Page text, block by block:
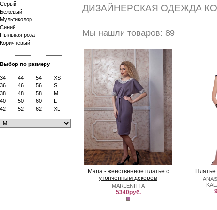
Серый
Бежевый
Мультиколор
Синий
Пыльная роза
Коричневый
Выбор по размеру
34 44 54
XS
36
46 56
S
38
48 58
M
40
50 60
L
42
52 62 XL
ДИЗАЙНЕРСКАЯ ОДЕЖДА
Мы нашли товаров: 89
Maria - женственное платье с
утонченным декором
MARLENITTA
5340руб.
Платье